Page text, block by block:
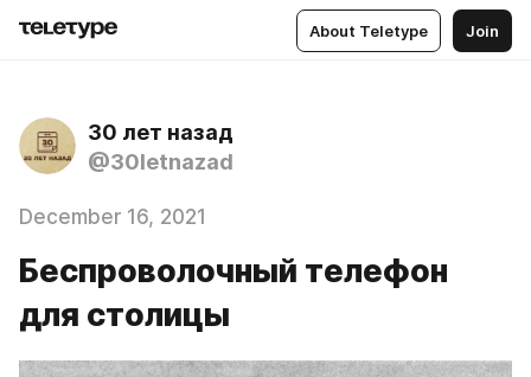
About Teletype Join
30 лет назад
@30letnazad
December 16, 2021
Беспроволочный телефон
для столицы